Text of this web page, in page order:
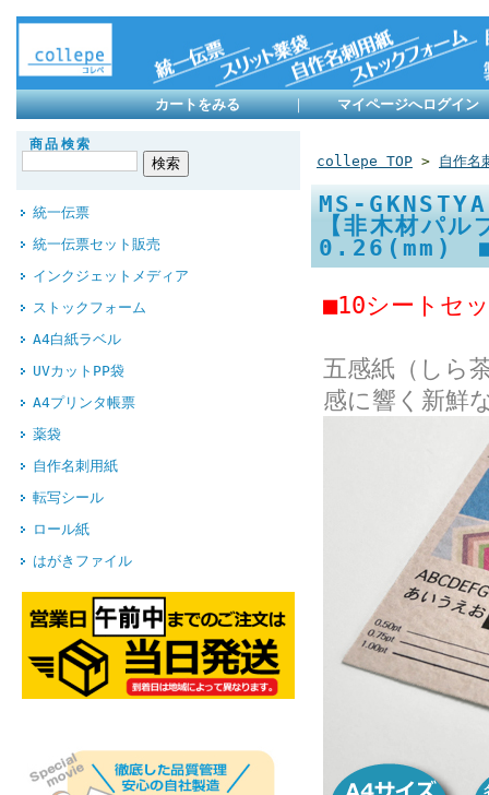
カートをみる ｜ マイページへログイン
商品検索
統一伝票
統一伝票セット販売
インクジェットメディア
ストックフォーム
A4白紙ラベル
UVカットPP袋
A4プリンタ帳票
薬袋
自作名刺用紙
転写シール
ロール紙
はがきファイル
collepe TOP > 自作名
MS-
【非木材パ
0.26(mm) ■
■10シートセ
五感紙（しら
感に響く新鮮